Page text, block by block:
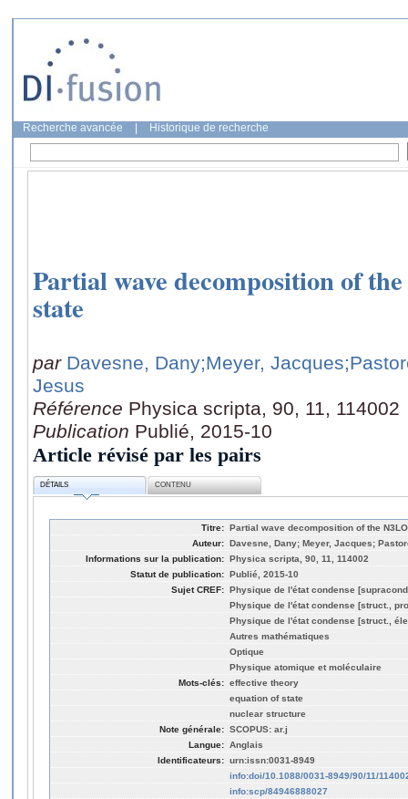
Recherche avancée Historique de recherche
Partial wave decomposition of
state
par Davesne, Dany;Meyer, Jacques
Jesus
Référence Physica scripta, 90, 11, 114002
Publication Publié, 2015-10
Article révisé par les pairs
DÉTAILS CONTENU
Titre: Partial wave decomposition of the
Auteur: Davesne, Dany; Meyer, Jacques;
Informations sur la publication: Physica scripta, 90, 11, 114002
Statut de publication: Publié, 2015-10
Sujet CREF: Physique de l'état condense
Physique de l'état condense [struct.,
Physique de l'état condense [struct.,
Autres mathématiques
Optique
Physique atomique et moléculaire
Mots-clés: effective theory
equation of state
nuclear structure
Note générale: SCOPUS: ar.j
Langue: Anglais
Identificateurs: urn:issn:0031-8949
info:doi/10.1088/0031-8949/90/11/
info:scp/84946888027